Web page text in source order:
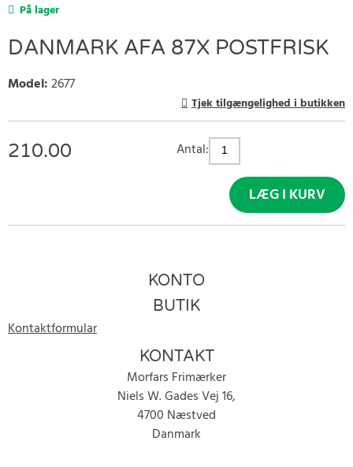
På lager
DANMARK AFA 87X POSTFRISK
Model:2677
Tjek tilgængelighed i butikken
210.00 Antal:
LÆG I KURV
KONTO
BUTIK
Kontaktformular
KONTAKT
Morfars Frimærker
Niels W. Gades Vej 16,
4700 Næstved
Danmark